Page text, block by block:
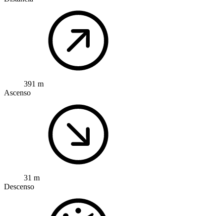
391 m
Ascenso
31 m
Descenso